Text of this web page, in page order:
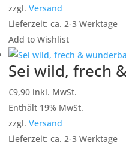
zzgl. Versand
Lieferzeit: ca. 2-3 Werktage
Add to Wishlist
Sei wild, frech
€9,90 inkl. MwSt.
Enthält 19% MwSt.
zzgl. Versand
Lieferzeit: ca. 2-3 Werktage